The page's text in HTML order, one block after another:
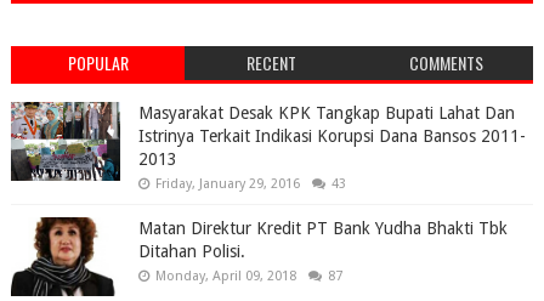
POPULAR RECENT COMMENTS
Masyarakat Desak KPK Tangkap Bupati Lahat Dan
Istrinya Terkait Indikasi Korupsi Dana Bansos 2011-
2013
Friday, January 29, 2016 43
Matan Direktur Kredit PT Bank Yudha Bhakti Tbk
Ditahan Polisi.
Monday, April 09, 2018 87